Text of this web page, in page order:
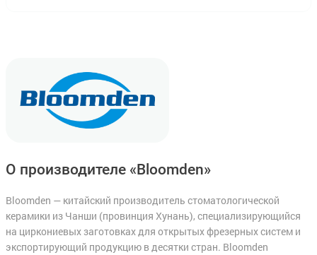
О производителе «Bloomden»
Bloomden — китайский производитель стоматологической
керамики из Чанши (провинция Хунань), специализирующийся
на циркониевых заготовках для открытых фрезерных систем и
экспортирующий продукцию в десятки стран. Bloomden